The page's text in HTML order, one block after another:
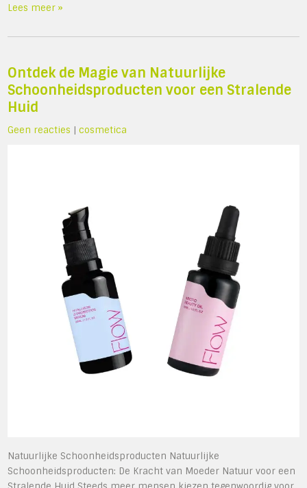
Lees meer »
Ontdek de Magie van Natuurlijke
Schoonheidsproducten voor een Stralende
Huid
Geen reacties |cosmetica
Natuurlijke Schoonheidsproducten Natuurlijke
Schoonheidsproducten: De Kracht van Moeder Natuur voor een